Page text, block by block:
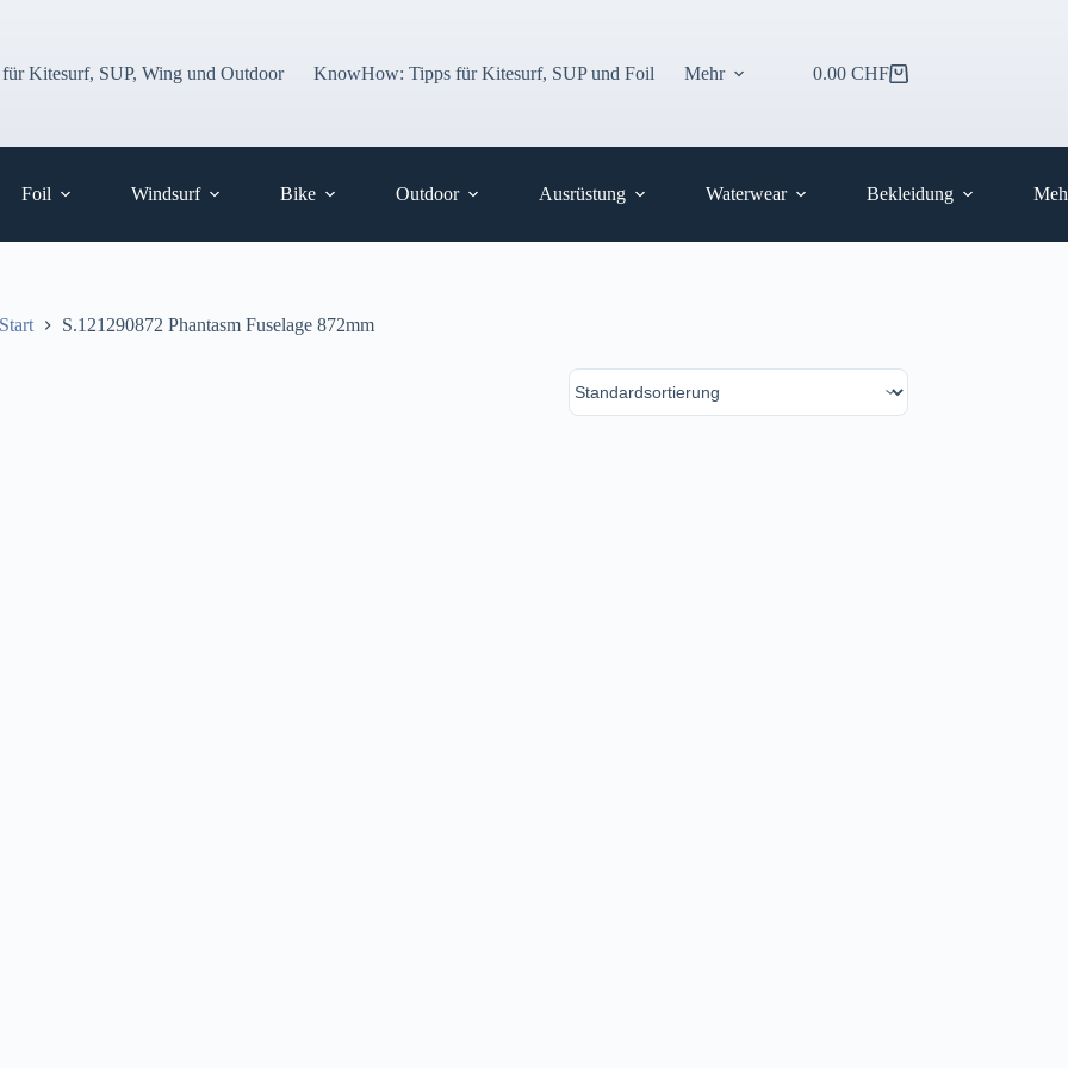
für Kitesurf, SUP, Wing und Outdoor
KnowHow: Tipps für Kitesurf, SUP und Foil Mehr Warenkorb
0.00 CHF
Foil Windsurf Bike Outdoor Ausrüstung Waterwear Bekleidung
Start S.121290872 Phantasm Fuselage 872mm